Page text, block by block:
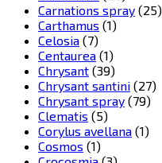
Carnations spray (25)
Carthamus (1)
Celosia (7)
Centaurea (1)
Chrysant (39)
Chrysant santini (27)
Chrysant spray (79)
Clematis (5)
Corylus avellana (1)
Cosmos (1)